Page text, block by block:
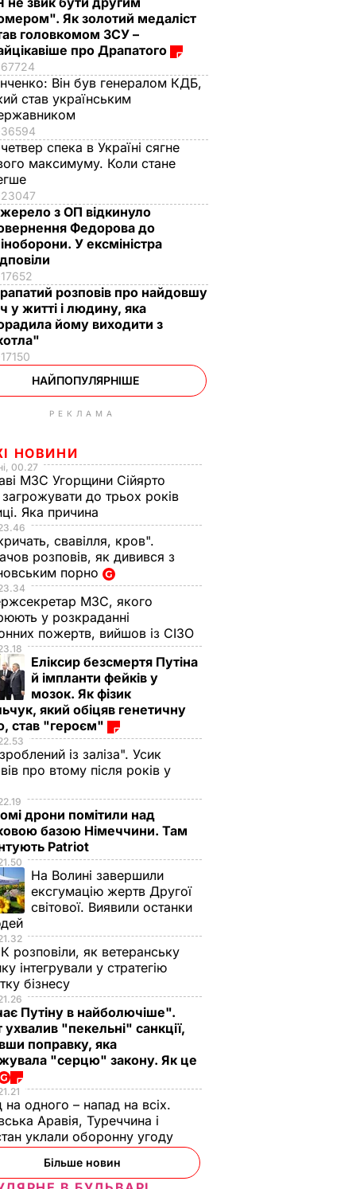
Як золотий медаліст
головкомом ЗСУ –
про Драпатого
67724
Він був генералом КДБ,
став українським
36594
спека в Україні сягне
максимуму. Коли стане
23047
з ОП відкинуло
Федорова до
У ексміністра
17652
розповів про найдовшу
у житті і людину, яка
йому виходити з
17150
НАЙПОПУЛЯРНІШЕ
РЕКЛАМА
НОВИНИ
00.27
МЗС Угорщини Сійярто
до трьох років
Яка причина
свавілля, кров".
розповів, як дивився з
порно
МЗС, якого
у розкраданні
пожертв, вийшов із СІЗО
Еліксир безсмертя Путіна
й імпланти фейків у
мозок. Як фізик
який обіцяв генетичну
став "героєм"
із заліза". Усик
про втому після років у
дрони помітили над
базою Німеччини. Там
Patriot
На Волині завершили
ексгумацію жертв Другої
світової. Виявили останки
розповіли, як ветеранську
інтегрували у стратегію
бізнесу
Путіну в найболючіше".
ухвалив "пекельні" санкції,
поправку, яка
"серцю" закону. Як це
на одного – напад на всіх.
Аравія, Туреччина і
уклали оборонну угоду
Більше новин